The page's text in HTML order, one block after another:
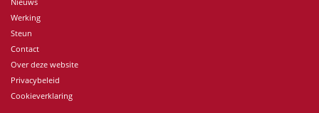
Werking
Steun
Contact
Over deze website
Privacybeleid
Cookieverklaring